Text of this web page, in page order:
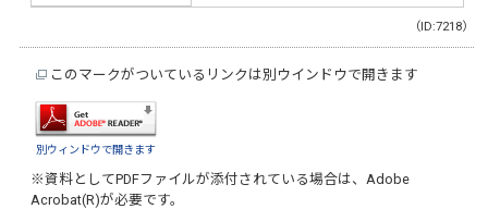
（ID:7218）
このマークがついているリンクは別ウインドウで開きます
別ウィンドウで開きます
※資料としてPDFファイルが添付されている場合は、Adobe
Acrobat(R)が必要です。